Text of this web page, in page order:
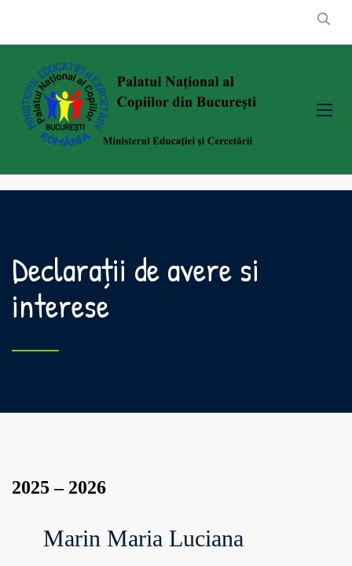
Declarații de avere si
interese
2025 – 2026
Marin Maria Luciana